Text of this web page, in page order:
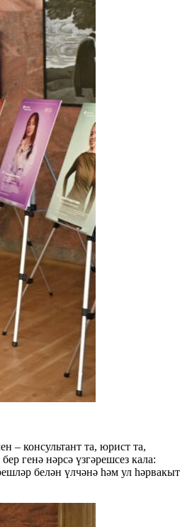
– консультант та, юрист та,
генә нәрсә үзгәрешсез кала:
белән үлчәнә һәм ул һәрвакыт